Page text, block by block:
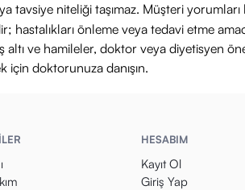
tavsiye niteliği taşımaz. Müşteri
önleme veya tedavi etme
altı ve hamileler, doktor veya diyetisyen
için doktorunuza danışın.
HESABIM
Kayıt Ol
Giriş Yap